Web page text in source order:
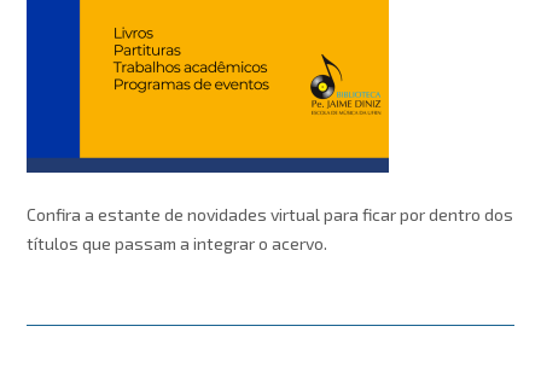
Confira a estante de novidades virtual para ficar por dentro dos
títulos que passam a integrar o acervo.